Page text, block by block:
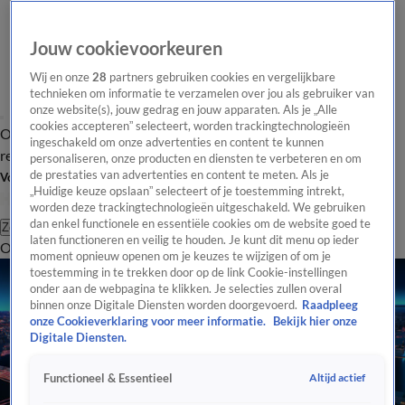
Overzicht Laatste nieuws Regionieuws Het beste van Hart
Tip de
redactie
Volg Hart van Nederland
Zoeken
OverzichtRegioUitzendingenWeerTip de redactiePanelVideo's
Jouw cookievoorkeuren
Wij en onze28 partners gebruiken cookies en vergelijkbare
technieken om informatie te verzamelen over jou als gebruiker van
onze website(s), jouw gedrag en jouw apparaten. Als je „Alle
cookies accepteren” selecteert, worden trackingtechnologieën
ingeschakeld om onze advertenties en content te kunnen
personaliseren, onze producten en diensten te verbeteren en om
de prestaties van advertenties en content te meten. Als je
„Huidige keuze opslaan” selecteert of je toestemming intrekt,
worden deze trackingtechnologieën uitgeschakeld. We gebruiken
dan enkel functionele en essentiële cookies om de website goed te
laten functioneren en veilig te houden. Je kunt dit menu op ieder
moment opnieuw openen om je keuzes te wijzigen of om je
toestemming in te trekken door op de link Cookie-instellingen
onder aan de webpagina te klikken. Je selecties zullen overal
binnen onze Digitale Diensten worden doorgevoerd. Raadpleeg
onze Cookieverklaring voor meer informatie.
Bekijk hier onze
Digitale Diensten.
Functioneel & Essentieel Altijd actief